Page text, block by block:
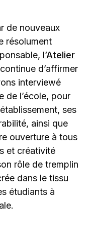
de nouveaux
résolument
l’Atelier
continue d’affirmer
interviewé
de l’école, pour
ses
ainsi que
ouverture à tous
et créativité
rôle de tremplin
dans le tissu
étudiants à